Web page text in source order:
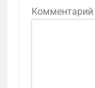
Комментарий